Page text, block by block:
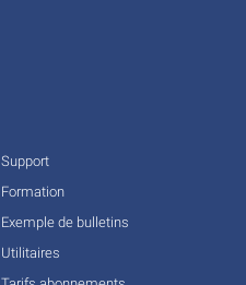
Support
Formation
Exemple de bulletins
Utilitaires